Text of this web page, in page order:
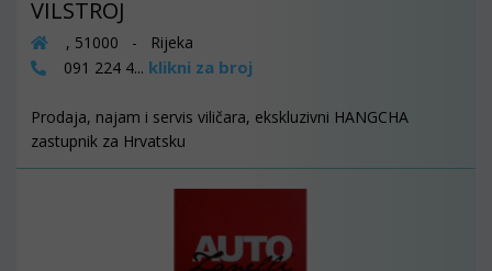
VILSTROJ
, 51000 - Rijeka
091 224 4... klikni za broj
Prodaja, najam i servis viličara, ekskluzivni HANGCHA
zastupnik za Hrvatsku